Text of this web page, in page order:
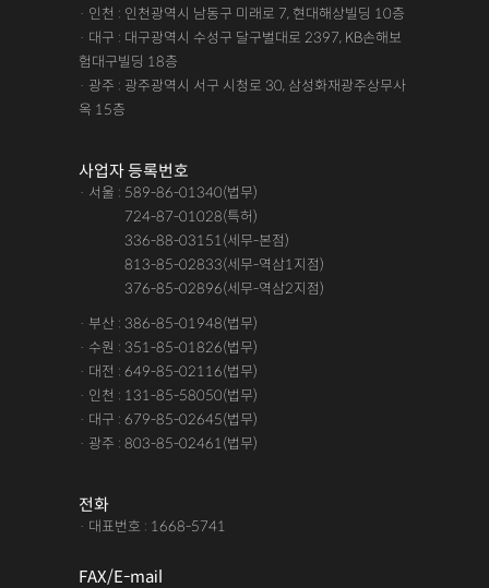
· 인천 : 인천광역시 남동구 미래로 7, 현대해상빌딩 10층
· 대구 : 대구광역시 수성구 달구벌대로 2397, KB손해보
험대구빌딩 18층
· 광주 : 광주광역시 서구 시청로 30, 삼성화재광주상무사
옥 15층
사업자 등록번호
· 서울 : 589-86-01340(법무)
724-87-01028(특허)
336-88-03151(세무-본점)
813-85-02833(세무-역삼1지점)
376-85-02896(세무-역삼2지점)
· 부산 : 386-85-01948(법무)
· 수원 : 351-85-01826(법무)
· 대전 : 649-85-02116(법무)
· 인천 : 131-85-58050(법무)
· 대구 : 679-85-02645(법무)
· 광주 : 803-85-02461(법무)
전화
· 대표번호 : 1668-5741
FAX/E-mail